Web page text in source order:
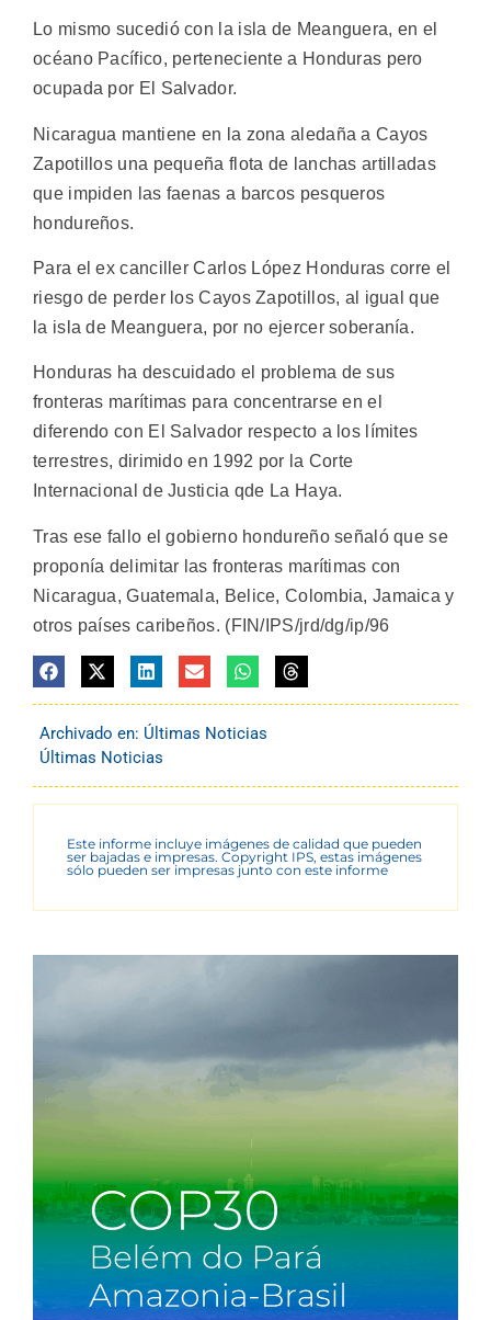
Lo mismo sucedió con la isla de Meanguera, en el
océano Pacífico, perteneciente a Honduras pero
ocupada por El Salvador.
Nicaragua mantiene en la zona aledaña a Cayos
Zapotillos una pequeña flota de lanchas artilladas
que impiden las faenas a barcos pesqueros
hondureños.
Para el ex canciller Carlos López Honduras corre el
riesgo de perder los Cayos Zapotillos, al igual que
la isla de Meanguera, por no ejercer soberanía.
Honduras ha descuidado el problema de sus
fronteras marítimas para concentrarse en el
diferendo con El Salvador respecto a los límites
terrestres, dirimido en 1992 por la Corte
Internacional de Justicia qde La Haya.
Tras ese fallo el gobierno hondureño señaló que se
proponía delimitar las fronteras marítimas con
Nicaragua, Guatemala, Belice, Colombia, Jamaica y
otros países caribeños. (FIN/IPS/jrd/dg/ip/96
Archivado en: Últimas Noticias
Últimas Noticias
Este informe incluye imágenes de calidad que pueden
ser bajadas e impresas. Copyright IPS, estas imágenes
sólo pueden ser impresas junto con este informe